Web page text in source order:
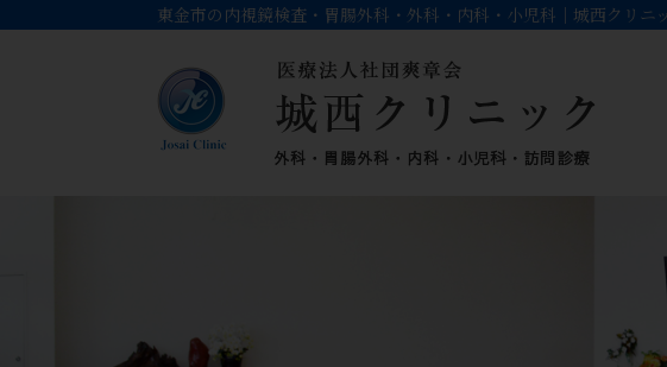
東金市の内視鏡検査・胃腸外科・外科・内科・小児科｜城西クリニ